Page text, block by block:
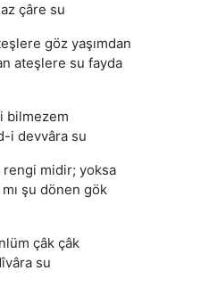
çâre su
göz yaşımdan
ateşlere su fayda
bilmezem
i devvâra su
midir; yoksa
şu dönen gök
çâk çâk
su